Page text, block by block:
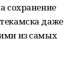
сохранение
даже
из самых